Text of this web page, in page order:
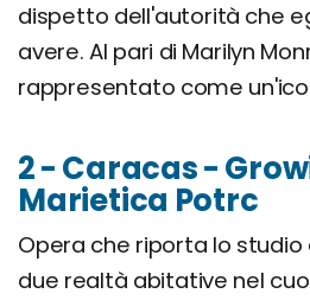
dispetto dell'autorità che
avere. Al pari di Marilyn
rappresentato come
2 - Caracas -
Marietica Potrc
Opera che riporta lo
due realtà abitative nel